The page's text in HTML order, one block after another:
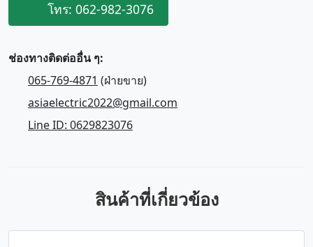
โทร: 062-982-3076
ช่องทางติดต่ออื่น ๆ:
065-769-4871 (ฝ่ายขาย)
asiaelectric2022@gmail.com
Line ID: 0629823076
สินค้าที่เกี่ยวข้อง